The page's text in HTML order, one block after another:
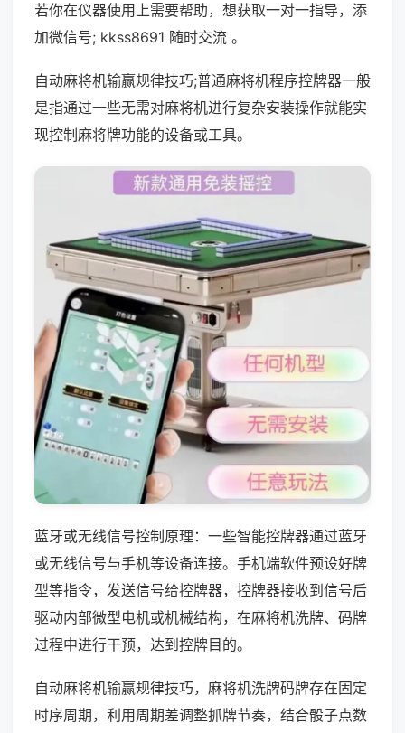
若你在仪器使用上需要帮助，想获取一对一指导，添
加微信号; kkss8691 随时交流 。
自动麻将机输赢规律技巧;普通麻将机程序控牌器一般
是指通过一些无需对麻将机进行复杂安装操作就能实
现控制麻将牌功能的设备或工具。
蓝牙或无线信号控制原理：一些智能控牌器通过蓝牙
或无线信号与手机等设备连接。手机端软件预设好牌
型等指令，发送信号给控牌器，控牌器接收到信号后
驱动内部微型电机或机械结构，在麻将机洗牌、码牌
过程中进行干预，达到控牌目的。
自动麻将机输赢规律技巧，麻将机洗牌码牌存在固定
时序周期，利用周期差调整抓牌节奏，结合骰子点数